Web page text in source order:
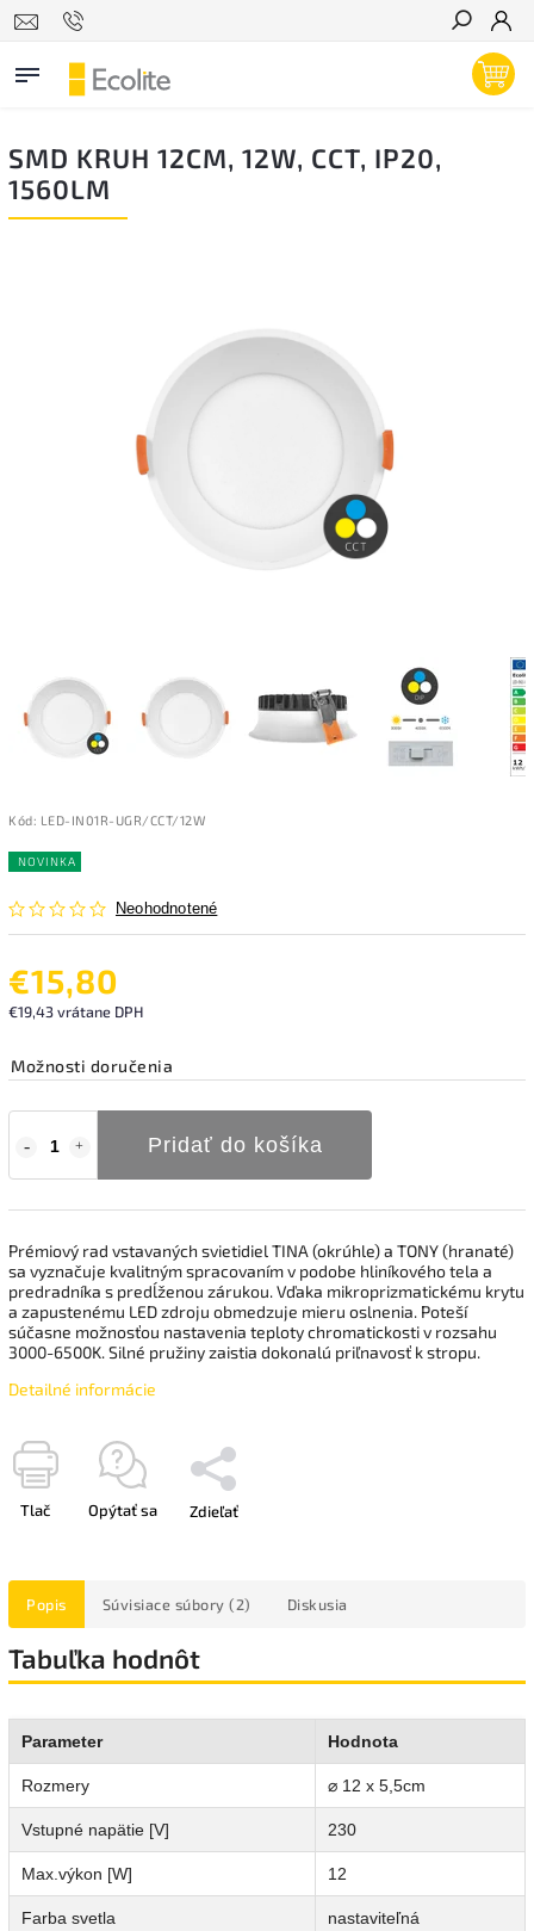
Hľadať
SMD KRUH 12CM, 12W, CCT, IP20,
1560LM
Kód: LED-IN01R-UGR/CCT/12W
NOVINKA
Neohodnotené
€15,80
€19,43 vrátane DPH
Možnosti doručenia
Pridať do košíka
Prémiový rad vstavaných svietidiel TINA (okrúhle) a TONY (hranaté)
sa vyznačuje kvalitným spracovaním v podobe hliníkového tela a
predradníka s predĺženou zárukou. Vďaka mikroprizmatickému krytu
a zapustenému LED zdroju obmedzuje mieru oslnenia. Poteší
súčasne možnosťou nastavenia teploty chromatickosti v rozsahu
3000-6500K. Silné pružiny zaistia dokonalú priľnavosť k stropu.
Detailné informácie
Tlač Opýtať sa Zdieľať
Popis Súvisiace súbory (2) Diskusia
Tabuľka hodnôt
Parameter Hodnota
Rozmery ⌀ 12 x 5,5cm
Vstupné napätie [V] 230
Max.výkon [W] 12
Farba svetla nastaviteľná